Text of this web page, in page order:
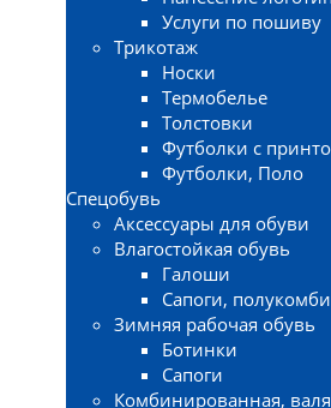
Услуги по пошиву
Трикотаж
Носки
Термобелье
Толстовки
Футболки с
Футболки, Поло
Спецобувь
Аксессуары для обуви
Влагостойкая обувь
Галоши
Сапоги,
Зимняя рабочая обувь
Ботинки
Сапоги
Комбинированная,